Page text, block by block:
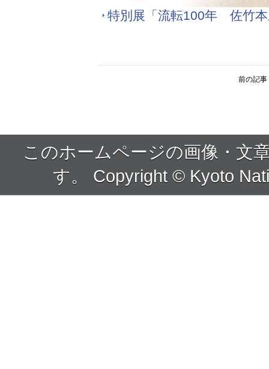
特別展「流転100年 佐竹
前の記事
このホームページの画像・文
す。 Copyright © Kyoto